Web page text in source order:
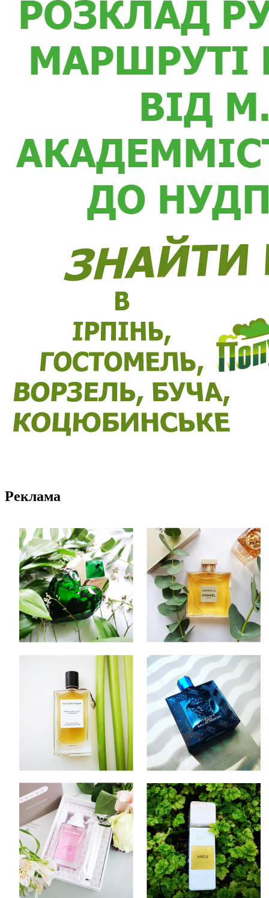
Реклама